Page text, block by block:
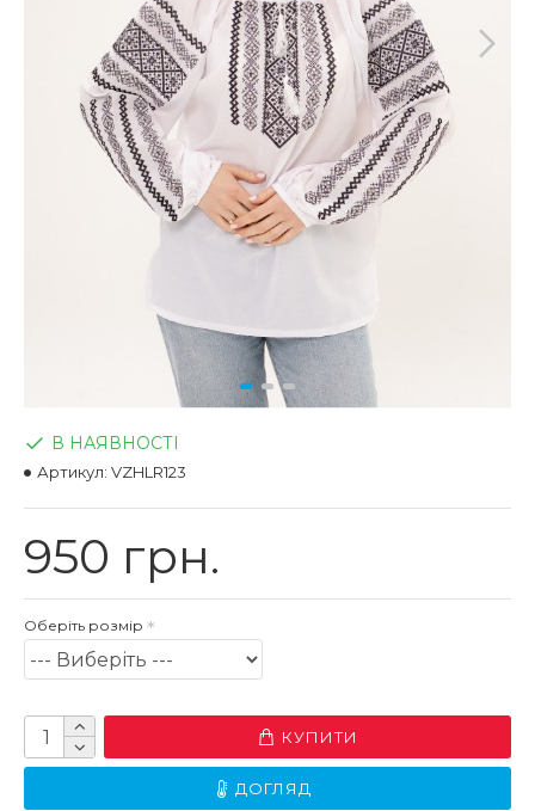
950 грн.
В НАЯВНОСТІ
Артикул: VZHLR123
Оберіть розмір
КУПИТИ
ДОГЛЯД